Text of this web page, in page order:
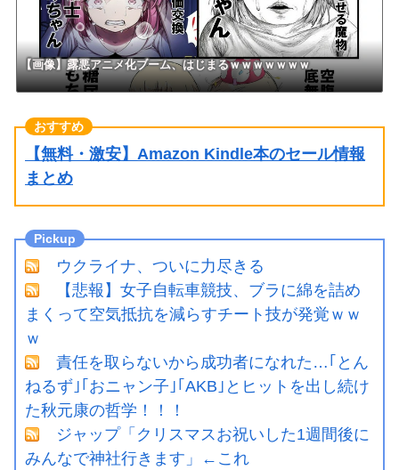
【画像】露悪アニメ化ブーム、はじまるｗｗｗｗｗｗｗ
【無料・激安】Amazon Kindle本のセール情報
まとめ
ウクライナ、ついに力尽きる
【悲報】女子自転車競技、ブラに綿を詰め
まくって空気抵抗を減らすチート技が発覚ｗｗ
ｗ
責任を取らないから成功者になれた…｢とん
ねるず｣｢おニャン子｣｢AKB｣とヒットを出し続け
た秋元康の哲学！！！
ジャップ「クリスマスお祝いした1週間後に
みんなで神社行きます」←これ